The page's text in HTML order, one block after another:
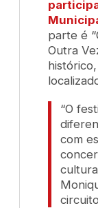
parte é
Outra
“O
com